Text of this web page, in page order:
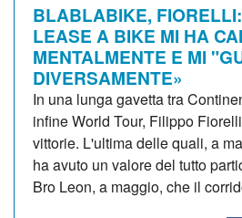
BLABLABIKE,
LEASE A BIKE MI HA
MENTALMENTE E MI
DIVERSAMENTE»
In una lunga gavetta tra
infine World Tour, Filippo
vittorie. L'ultima delle quali, a
ha avuto un valore del tutto
Bro Leon, a maggio, che il